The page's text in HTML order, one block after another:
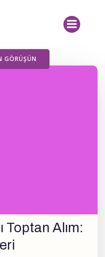
GÖRÜŞÜN
Toptan Alım: